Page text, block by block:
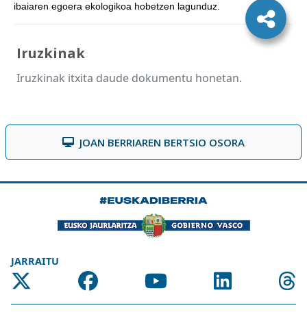
ibaiaren egoera ekologikoa hobetzen lagunduz.
Iruzkinak
Iruzkinak itxita daude dokumentu honetan.
JOAN BERRIAREN BERTSIO OSORA
JARRAITU